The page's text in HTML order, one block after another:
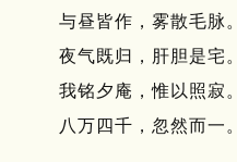
与昼皆作，雾散毛脉。
夜气既归，肝胆是宅。
我铭夕庵，惟以照寂。
八万四千，忽然而一。